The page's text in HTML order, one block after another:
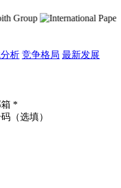
析 竞争格局 最新发展
*
（选填）